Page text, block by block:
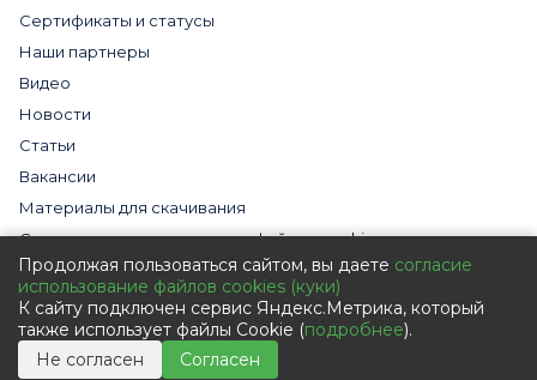
Сертификаты и статусы
Наши партнеры
Видео
Новости
Статьи
Вакансии
Материалы для скачивания
Cогласие на использование файлов cookies
Обработка персональных данных с помощью сервиса
«Яндекс.Метрика»
Политика в отношении обработки персональных данных
Пользовательское соглашение
Продолжая пользоваться сайтом, вы даете согласие
использование файлов cookies (куки)
К сайту подключен сервис Яндекс.Метрика, который
также использует файлы Cookie (подробнее).
Не согласен
Согласен